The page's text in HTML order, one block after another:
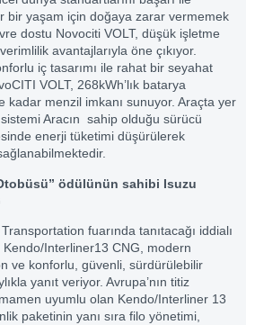
bir yaşam için doğaya zarar vermemek
dostu Novociti VOLT, düşük işletme
avantajlarıyla öne çıkıyor.
iç tasarımı ile rahat bir seyahat
VOLT, 268kWh’lık batarya
kadar menzil imkanı sunuyor. Araçta yer
Aracın sahip olduğu sürücü
enerji tüketimi düşürülerek
ödülünün sahibi Isuzu
fuarında tanıtacağı iddialı
Interliner13 CNG, modern
ve konforlu, güvenli, sürdürülebilir
yanıt veriyor. Avrupa’nın titiz
uyumlu olan Kendo/Interliner 13
paketinin yanı sıra filo yönetimi,